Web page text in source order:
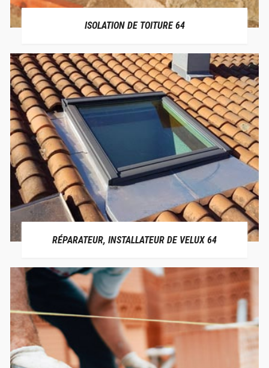
ISOLATION DE TOITURE 64
RÉPARATEUR, INSTALLATEUR DE VELUX 64